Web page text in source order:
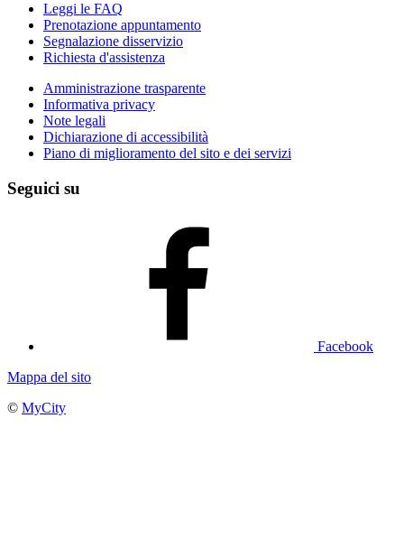
Leggi le FAQ
Prenotazione appuntamento
Segnalazione disservizio
Richiesta d'assistenza
Amministrazione trasparente
Informativa privacy
Note legali
Dichiarazione di accessibilità
Piano di miglioramento del sito e dei servizi
Seguici su
Facebook
Mappa del sito
© MyCity